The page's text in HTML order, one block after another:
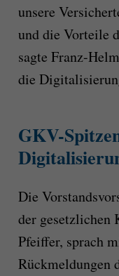
unsere
und die Vorteile
sagte Franz-
die
GKV-
Die
der gesetzlichen
Pfeiffer, sprach
Rückmeldungen